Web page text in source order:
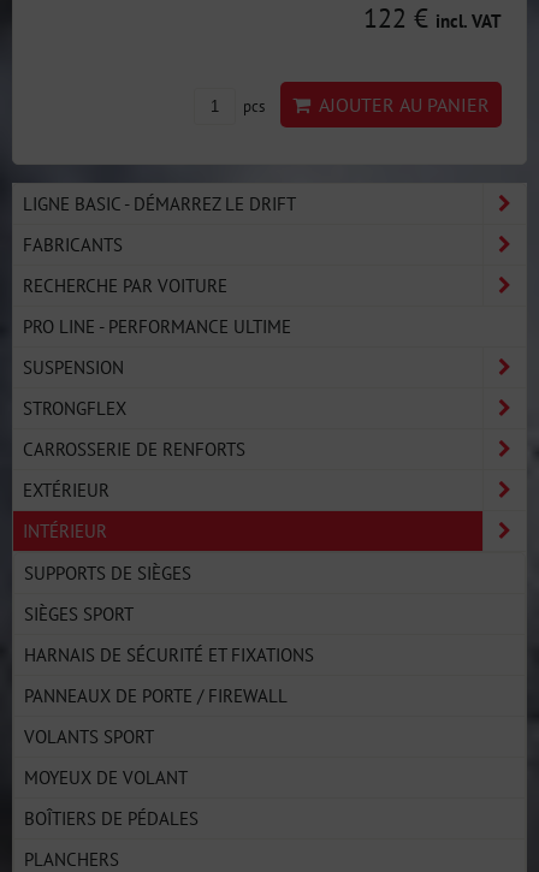
122 € incl. VAT
pcs AJOUTER AU PANIER
LIGNE BASIC - DÉMARREZ LE DRIFT
FABRICANTS
RECHERCHE PAR VOITURE
PRO LINE - PERFORMANCE ULTIME
SUSPENSION
STRONGFLEX
CARROSSERIE DE RENFORTS
EXTÉRIEUR
INTÉRIEUR
SUPPORTS DE SIÈGES
SIÈGES SPORT
HARNAIS DE SÉCURITÉ ET FIXATIONS
PANNEAUX DE PORTE / FIREWALL
VOLANTS SPORT
MOYEUX DE VOLANT
BOÎTIERS DE PÉDALES
PLANCHERS